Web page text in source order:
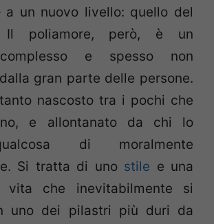
a un nuovo livello: quello del
Il poliamore, però, è un
e spesso non
gran parte delle persone.
nascosto tra i pochi che
e allontanato da chi lo
di moralmente
Si tratta di uno stile e una
che inevitabilmente si
uno dei pilastri più duri da